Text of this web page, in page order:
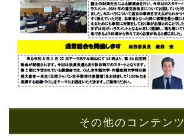
その他のコンテンツ